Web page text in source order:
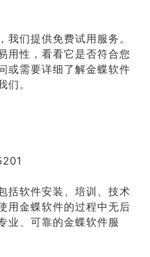
我们提供免费试用服务。
用性，看看它是否符合您
或需要详细了解金蝶软件
们。
括软件安装、培训、技术
用金蝶软件的过程中无后
业、可靠的金蝶软件服